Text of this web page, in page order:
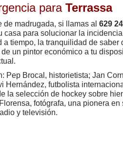
para Terrassa
madrugada, si llamas al 629
para solucionar la
tiempo, la tranquilidad de saber
un pintor económico a tu
Pep Brocal, historietista; Jan
Hernández, futbolista
la selección de hockey sobre
fotógrafa, una pionera
y televisión.